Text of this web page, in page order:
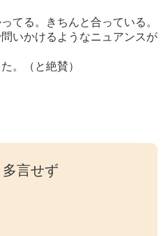
てる。きちんと合っている。
いかけるようなニュアンスが
。（と絶賛）
言せず